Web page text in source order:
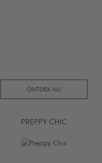
ONTDEK NU
PREPPY CHIC